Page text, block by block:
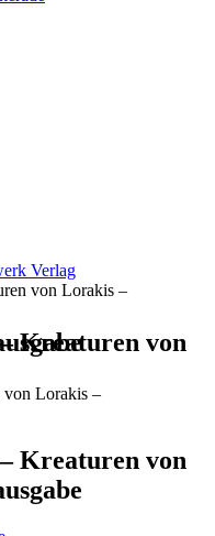
Verlag
von Lorakis –
Kreaturen von